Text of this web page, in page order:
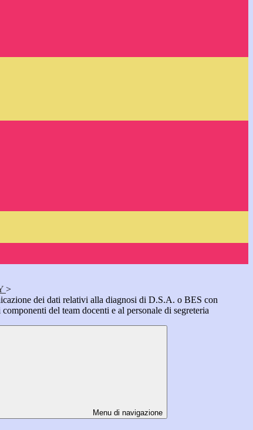
>
dei dati relativi alla diagnosi di D.S.A. o BES con
del team docenti e al personale di segreteria
Menu di navigazione